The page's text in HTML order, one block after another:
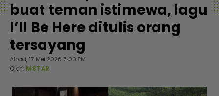
buat teman istimewa, lagu
l’ll Be Here ditulis orang
tersayang
Ahad, 17 Mei 2026 5:00 PM
Oleh: MSTAR